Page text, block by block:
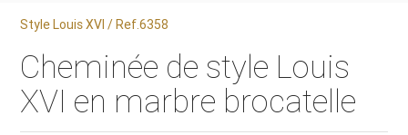
Style Louis XVI / Ref.6358
Cheminée de style Louis
XVI en marbre brocatelle